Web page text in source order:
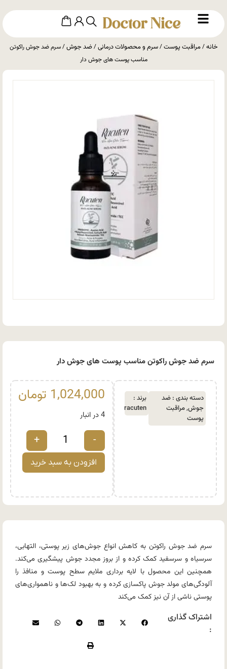
خانه/مراقبت پوست/سرم و محصولات درمانی/ضد جوش/ سرم ضد جوش راکوتن
مناسب پوست های جوش دار
سرم ضد جوش راکوتن مناسب پوست های جوش دار
دسته بندی : ضد
جوش,مراقبت
پوست
برند :
racuten
1,024,000 تومان
4 در انبار
-
+
افزودن به سبد خرید
سرم ضد جوش راکوتن به کاهش انواع جوش‌های زیر پوستی، التهابی،
سرسیاه و سرسفید کمک کرده و از بروز مجدد جوش پیشگیری می‌کند.
همچنین این محصول با لایه برداری ملایم سطح پوست و منافذ را
آلودگی‌های مولد جوش پاکسازی کرده و به بهبود لک‌ها و ناهمواری‌های
پوستی ناشی از آن نیز کمک می‌کند
اشتراک گذاری
: